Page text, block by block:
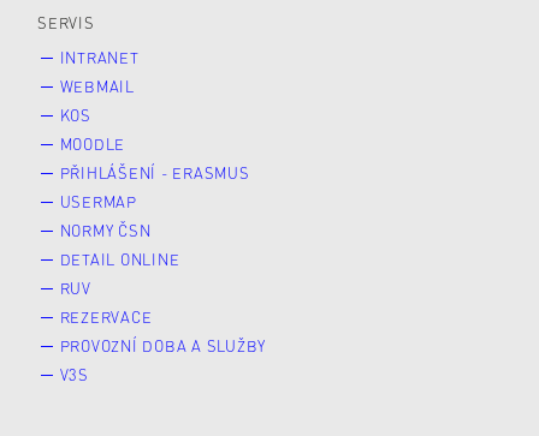
SERVIS
INTRANET
WEBMAIL
KOS
MOODLE
PŘIHLÁŠENÍ - ERASMUS
USERMAP
NORMY ČSN
DETAIL ONLINE
RUV
REZERVACE
PROVOZNÍ DOBA A SLUŽBY
V3S